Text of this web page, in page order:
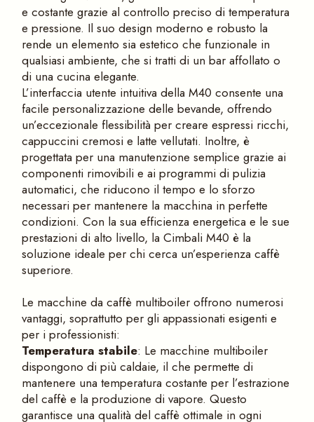
e costante grazie al controllo preciso di temperatura
e pressione. Il suo design moderno e robusto la
rende un elemento sia estetico che funzionale in
qualsiasi ambiente, che si tratti di un bar affollato o
di una cucina elegante.
L’interfaccia utente intuitiva della M40 consente una
facile personalizzazione delle bevande, offrendo
un’eccezionale flessibilità per creare espressi ricchi,
cappuccini cremosi e latte vellutati. Inoltre, è
progettata per una manutenzione semplice grazie ai
componenti rimovibili e ai programmi di pulizia
automatici, che riducono il tempo e lo sforzo
necessari per mantenere la macchina in perfette
condizioni. Con la sua efficienza energetica e le sue
prestazioni di alto livello, la Cimbali M40 è la
soluzione ideale per chi cerca un’esperienza caffè
superiore.
Le macchine da caffè multiboiler offrono numerosi
vantaggi, soprattutto per gli appassionati esigenti e
per i professionisti:
Temperatura stabile: Le macchine multiboiler
dispongono di più caldaie, il che permette di
mantenere una temperatura costante per l’estrazione
del caffè e la produzione di vapore. Questo
garantisce una qualità del caffè ottimale in ogni